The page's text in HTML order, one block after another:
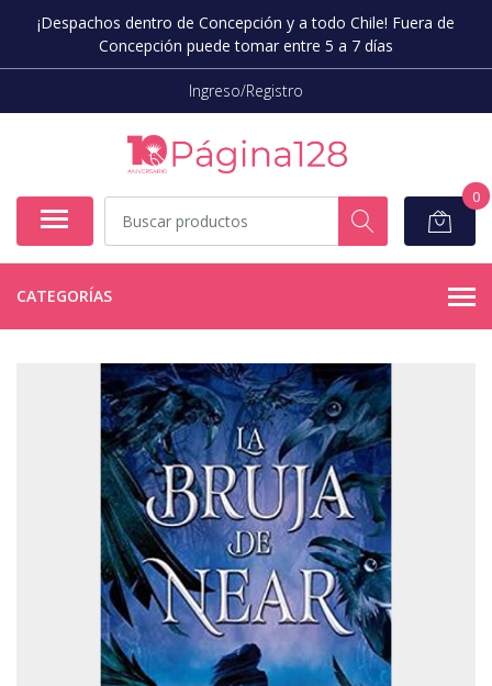
¡Despachos dentro de Concepción y a todo Chile! Fuera de
Concepción puede tomar entre 5 a 7 días
Ingreso/Registro
0
CATEGORÍAS